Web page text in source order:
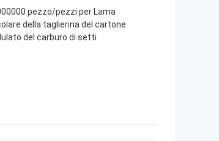
pezzo/pezzi per Lama
della taglierina del cartone
del carburo di setti